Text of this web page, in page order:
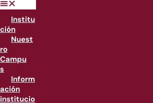
Institu
ción
Nuest
ro
Campu
s
Inform
ación
institucio